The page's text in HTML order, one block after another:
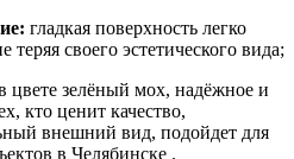
гладкая поверхность легко
теряя своего эстетического вида;
цвете зелёный мох, надёжное и
кто ценит качество,
внешний вид, подойдет для
в Челябинске .